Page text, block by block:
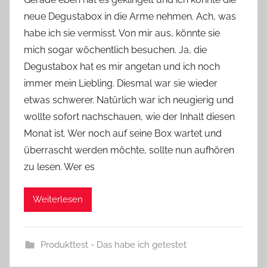
n
Y
v
o
n
n
e
neue Degustabox in die Arme nehmen. Ach, was
habe ich sie vermisst. Von mir aus, könnte sie
mich sogar wöchentlich besuchen. Ja, die
Degustabox hat es mir angetan und ich noch
immer mein Liebling. Diesmal war sie wieder
etwas schwerer. Natürlich war ich neugierig und
wollte sofort nachschauen, wie der Inhalt diesen
Monat ist. Wer noch auf seine Box wartet und
überrascht werden möchte, sollte nun aufhören
zu lesen. Wer es
Weiterlesen
Produkttest - Das habe ich getestet